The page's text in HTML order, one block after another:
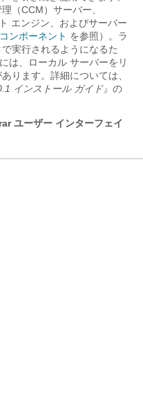
（CCM）サーバー、
エンジン、およびサーバー
ンポーネント を参照）。ラ
実行されるようになるた
は、ローカル サーバーをリ
ります。詳細については、
インストール ガイド』の
ユーザー インターフェイ